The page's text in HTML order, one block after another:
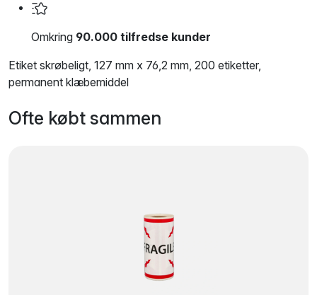
Omkring 90.000 tilfredse kunder
Etiket skrøbeligt, 127 mm x 76,2 mm, 200 etiketter,
permanent klæbemiddel
Ofte købt sammen